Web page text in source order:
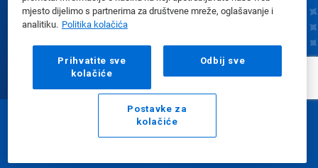
mjesto dijelimo s partnerima za društvene mreže, oglašavanje i
analitiku. Politika kolačića
Prihvatite sve
kolačiće
Odbij sve
Postavke za
kolačiće
E -pošta
© Ecolab 2024